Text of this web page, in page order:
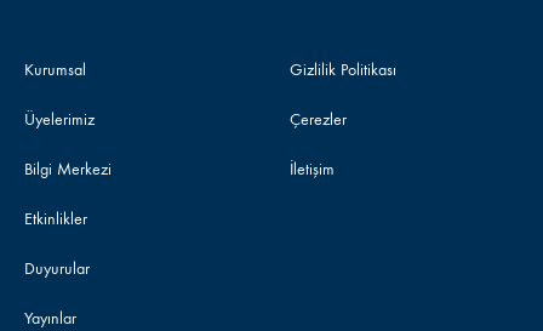
Kurumsal
Üyelerimiz
Bilgi Merkezi
Etkinlikler
Duyurular
Yayınlar
Gizlilik Politikası
Çerezler
İletişim